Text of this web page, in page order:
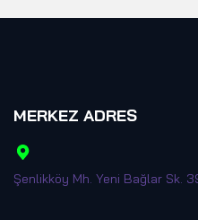
MERKEZ ADRES
Şenlikköy Mh. Yeni Bağlar Sk.